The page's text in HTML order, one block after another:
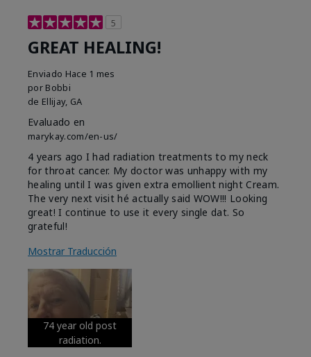
5
GREAT HEALING!
Enviado Hace 1 mes
por Bobbi
de Ellijay, GA
Evaluado en
marykay.com/en-us/
4 years ago I had radiation treatments to my neck
for throat cancer. My doctor was unhappy with my
healing until I was given extra emollient night Cream.
The very next visit hé actually said WOW!!! Looking
great! I continue to use it every single dat. So
grateful!
Mostrar Traducción
74 year old post
radiation.